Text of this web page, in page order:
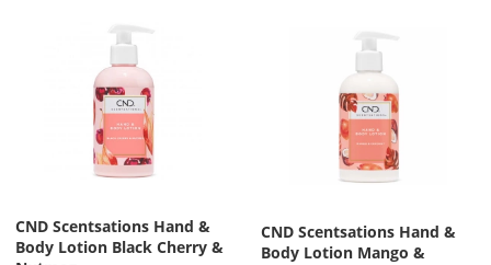
CND Scentsations Hand &
Body Lotion Black Cherry &
CND Scentsations Hand &
Body Lotion Mango &